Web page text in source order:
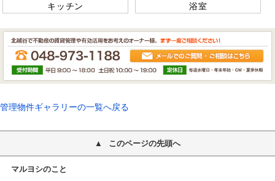
キッチン 浴室
管理物件ギャラリーの一覧へ戻る
このページの先頭へ
マルヨシのこと